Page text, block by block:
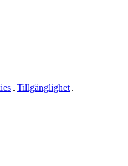
Tillgänglighet